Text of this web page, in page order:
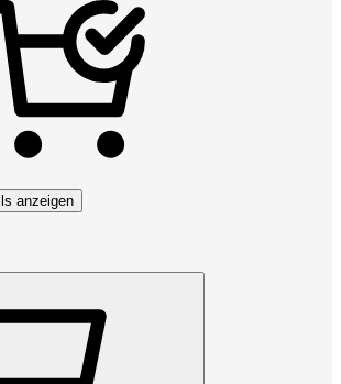
anzeigen